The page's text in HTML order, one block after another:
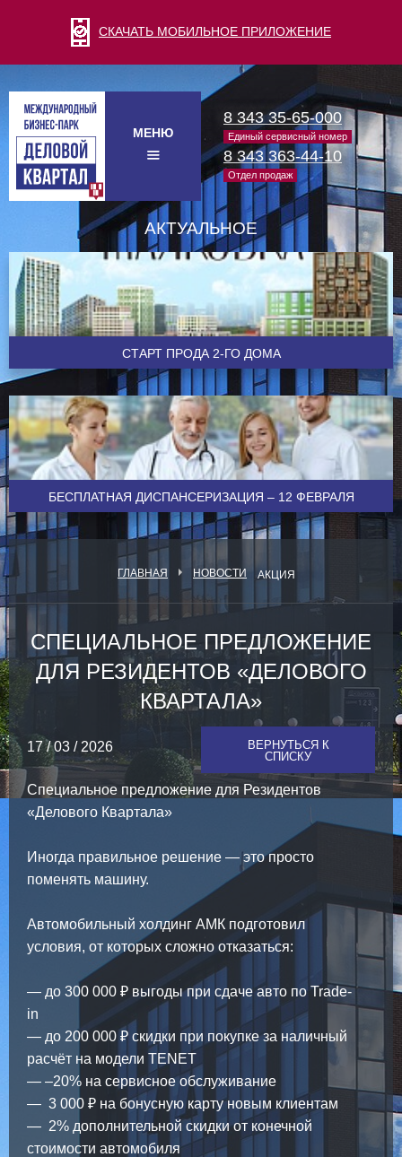
СКАЧАТЬ МОБИЛЬНОЕ ПРИЛОЖЕНИЕ
МЕНЮ
8 343 35-65-000
Единый сервисный номер
8 343 363-44-10
Отдел продаж
АКТУАЛЬНОЕ
CТАРТ ПРОДА 2-ГО ДОМА
БЕСПЛАТНАЯ ДИСПАНСЕРИЗАЦИЯ – 12 ФЕВРАЛЯ
ГЛАВНАЯ НОВОСТИ АКЦИЯ
СПЕЦИАЛЬНОЕ ПРЕДЛОЖЕНИЕ
ДЛЯ РЕЗИДЕНТОВ «ДЕЛОВОГО
КВАРТАЛА»
17 / 03 / 2026
ВЕРНУТЬСЯ К
СПИСКУ
Специальное предложение для Резидентов
«Делового Квартала»
Иногда правильное решение — это просто
поменять машину.
Автомобильный холдинг АМК подготовил
условия, от которых сложно отказаться:
— до 300 000 ₽ выгоды при сдаче авто по Trade-
in
— до 200 000 ₽ скидки при покупке за наличный
расчёт на модели TENET
— –20% на сервисное обслуживание
— 3 000 ₽ на бонусную карту новым клиентам
— 2% дополнительной скидки от конечной
стоимости автомобиля